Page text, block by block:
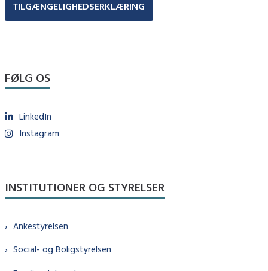
TILGÆNGELIGHEDSERKLÆRING
FØLG OS
LinkedIn
Instagram
INSTITUTIONER OG STYRELSER
Ankestyrelsen
Social- og Boligstyrelsen